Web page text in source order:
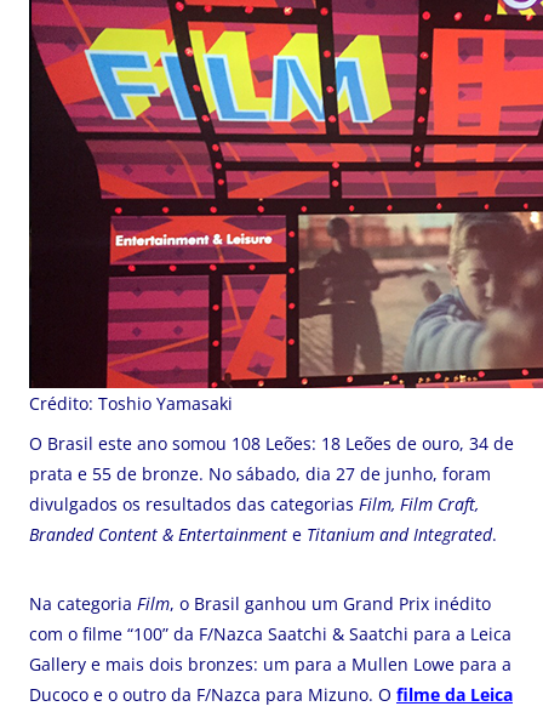
Crédito: Toshio Yamasaki
O Brasil este ano somou 108 Leões: 18 Leões de ouro, 34 de
prata e 55 de bronze. No sábado, dia 27 de junho, foram
divulgados os resultados das categorias Film, Film Craft,
Branded Content & Entertainment e Titanium and Integrated.
Na categoria Film, o Brasil ganhou um Grand Prix inédito
com o filme “100” da F/Nazca Saatchi & Saatchi para a Leica
Gallery e mais dois bronzes: um para a Mullen Lowe para a
Ducoco e o outro da F/Nazca para Mizuno. O filme da Leica